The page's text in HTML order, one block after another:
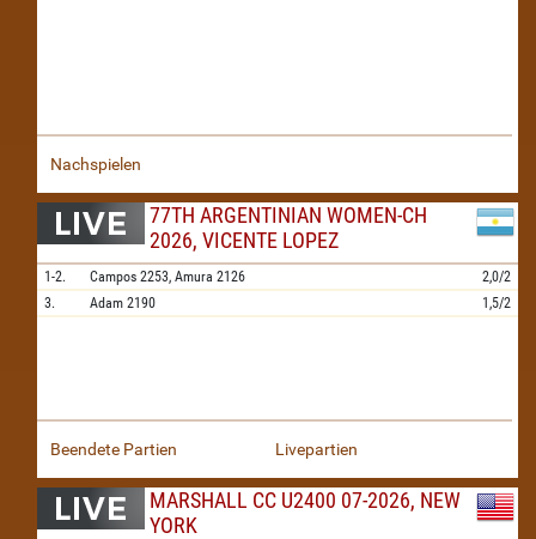
Nachspielen
77TH ARGENTINIAN WOMEN-CH
2026, VICENTE LOPEZ
1-2. Campos 2253, Amura 2126
2,0/2
3.
Adam 2190 1,5/2
Beendete Partien Livepartien
MARSHALL CC U2400 07-2026, NEW
YORK